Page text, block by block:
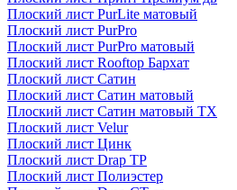
Плоский лист PurLite матовый
Плоский лист PurPro
Плоский лист PurPro матовый
Плоский лист Rooftop Бархат
Плоский лист Сатин
Плоский лист Сатин матовый
Плоский лист Сатин матовый TX
Плоский лист Velur
Плоский лист Цинк
Плоский лист Drap ТР
Плоский лист Полиэстер